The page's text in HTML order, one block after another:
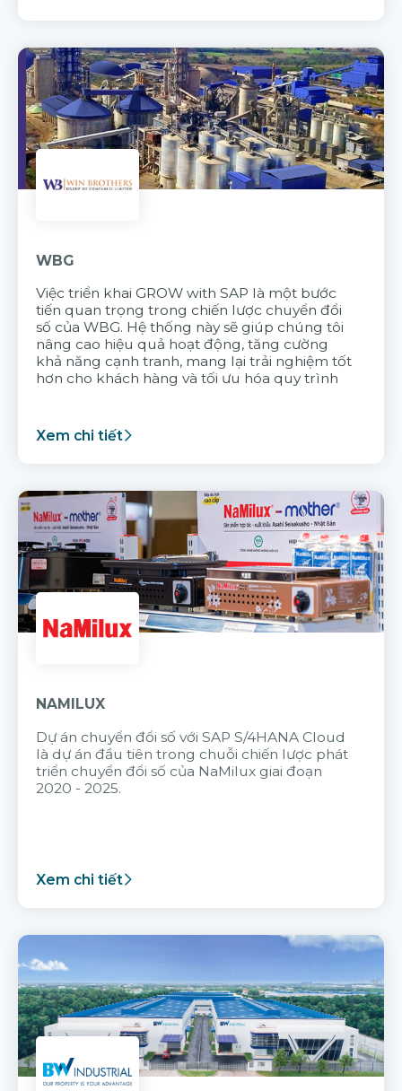
WBG
Việc triển khai GROW with SAP là một bước
tiến quan trọng trong chiến lược chuyển đổi
số của WBG. Hệ thống này sẽ giúp chúng tôi
nâng cao hiệu quả hoạt động, tăng cường
khả năng cạnh tranh, mang lại trải nghiệm tốt
hơn cho khách hàng và tối ưu hóa quy trình
Xem chi tiết
NAMILUX
Dự án chuyển đổi số với SAP S/4HANA Cloud
là dự án đầu tiên trong chuỗi chiến lược phát
triển chuyển đổi số của NaMilux giai đoạn
2020 - 2025.
Xem chi tiết